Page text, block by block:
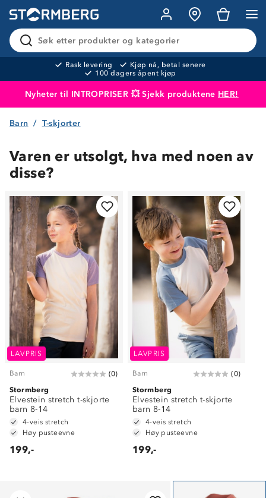
Søk etter produkter og kategorier
Rask levering
Kjøp nå, betal senere
100 dagers åpent kjøp
Nyheter til INTROPRISER 💥 Sjekk produktene HER!
Produktet er lagt i handlekurven
Barn T-skjorter
Varen er utsolgt, hva med noen av
disse?
LAVPRIS
Barn (0)
Stormberg
Elvestein stretch t-skjorte
barn 8-14
4-veis stretch
Høy pusteevne
199,-
LAVPRIS
Barn (0)
Stormberg
Elvestein stretch t-skjorte
barn 8-14
4-veis stretch
Høy pusteevne
199,-